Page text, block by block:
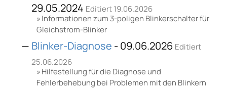
29.05.2024 Editiert 19.06.2026
Informationen zum 3-poligen Blinkerschalter für
Gleichstrom-Blinker
Blinker-Diagnose - 09.06.2026 Editiert
25.06.2026
Hilfestellung für die Diagnose und
Fehlerbehebung bei Problemen mit den Blinkern